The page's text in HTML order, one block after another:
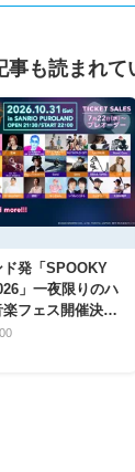
事も読まれて
ド発「SPOOKY
」一夜限りのハ
楽フェス開催決